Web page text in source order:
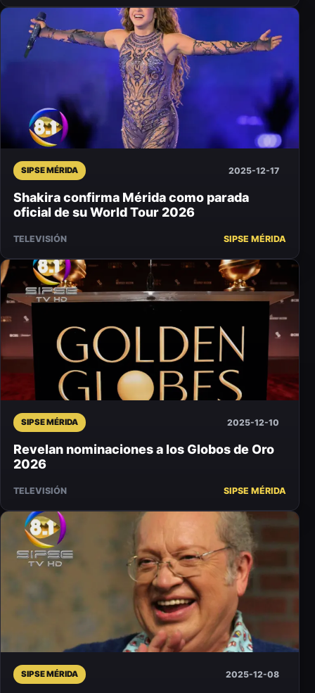
SIPSE MÉRIDA 2025-12-17
Shakira confirma Mérida como parada
oficial de su World Tour 2026
TELEVISIÓN SIPSE MÉRIDA
SIPSE MÉRIDA 2025-12-10
Revelan nominaciones a los Globos de Oro
2026
TELEVISIÓN SIPSE MÉRIDA
SIPSE MÉRIDA 2025-12-08